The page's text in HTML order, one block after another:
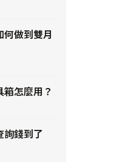
做到雙月
怎麼用？
詢錢到了